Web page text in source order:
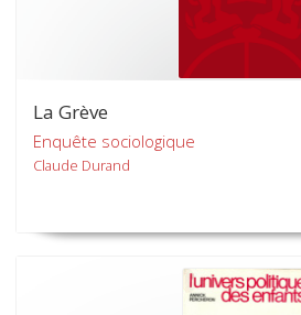
La Grève
Enquête sociologique
Claude Durand